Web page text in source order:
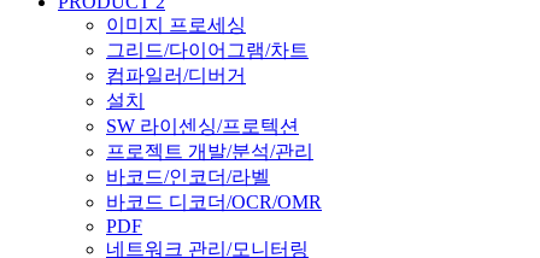
이미지 프로세싱
그리드/다이어그램/차트
컴파일러/디버거
설치
SW 라이센싱/프로텍션
프로젝트 개발/분석/관리
바코드/인코더/라벨
바코드 디코더/OCR/OMR
PDF
네트워크 관리/모니터링